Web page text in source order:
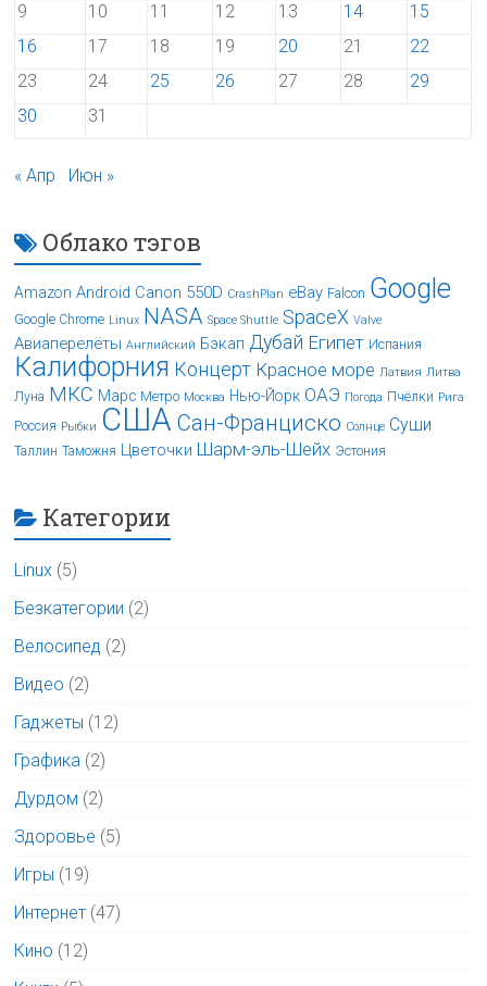
9
10 11 12 13 14
15
16
17 18 19 20 21
22
23
24 25 26 27 28
29
30
31
« Апр Июн »
Облако тэгов
Amazon Android Canon 550D CrashPlan eBay Falcon Google
Google Chrome Linux NASA Space Shuttle SpaceX Valve
Авиаперелёты Английский Бэкап Дубай Египет Испания
Калифорния Концерт Красное море Латвия Литва
Луна МКС Марс Метро Москва Нью-Йорк ОАЭ Погода Пчёлки Рига
Россия Рыбки США Сан-Франциско Солнце Суши
Таллин Таможня Цветочки Шарм-эль-Шейх Эстония
Категории
Linux (5)
Безкатегории (2)
Велосипед (2)
Видео (2)
Гаджеты (12)
Графика (2)
Дурдом (2)
Здоровье (5)
Игры (19)
Интернет (47)
Кино (12)